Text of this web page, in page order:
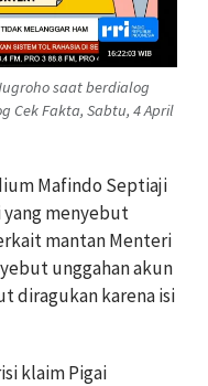
saat berdialog
Cek Fakta, Sabtu, 4 April
Mafindo Septiaji
yang menyebut
mantan Menteri
unggahan akun
diragukan karena isi
klaim Pigai